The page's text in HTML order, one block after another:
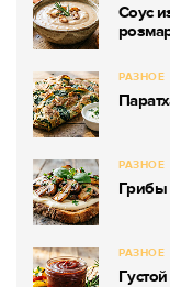
Соус
РАЗНОЕ
РАЗНОЕ
Грибы
РАЗНОЕ